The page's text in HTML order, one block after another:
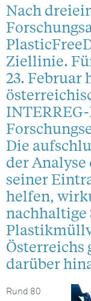
Nach
Ziellinie.
23. Februar
Die
der
seiner
helfen,
nachhaltige
Österreichs
darüber
Rund 80